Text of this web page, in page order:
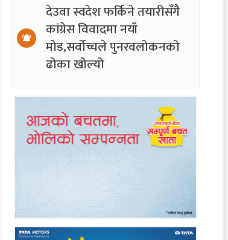
देउवा स्वदेश फर्किने तयारीसँगै
कांग्रेस विवादमा नयाँ
मोड,सर्वोच्चले पुनरवलोकनको
ढोका खोल्यो